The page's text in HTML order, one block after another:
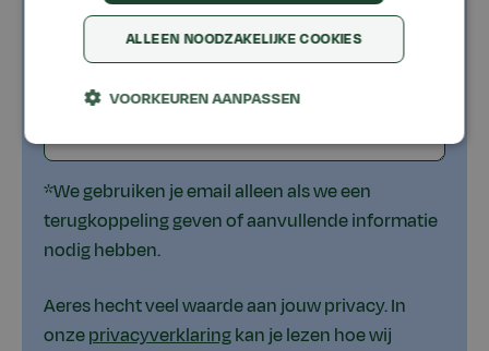
mogelijk
*We gebruiken je email alleen als we een
terugkoppeling geven of aanvullende informatie
nodig hebben.
Aeres hecht veel waarde aan jouw privacy. In
onzeprivacyverklaringkan je lezen hoe wij
ALLEEN NOODZAKELIJKE COOKIES
VOORKEUREN AANPASSEN